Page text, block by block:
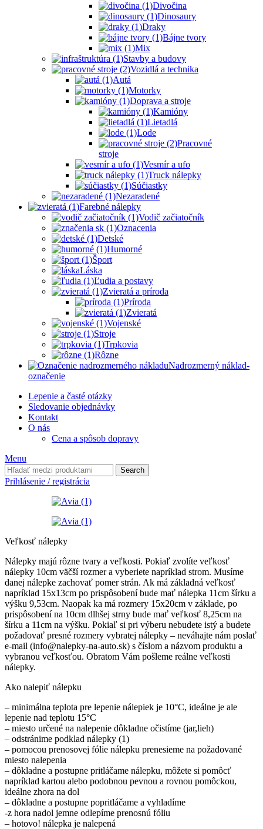
Divočina
Dinosaury
Draky
Bájne tvory
Mix
Stavby a budovy
Vozidlá a technika
Autá
Motorky
Doprava a stroje
Kamióny
Lietadlá
Lode
Pracovné
stroje
Vesmír a ufo
Truck nálepky
Súčiastky
Nezaradené
Farebné nálepky
Vodič začiatočník
Oznacenia
Detské
Humorné
Šport
Láska
Ľudia a postavy
Zvieratá a príroda
Príroda
Zvieratá
Vojenské
Stroje
Trpkovia
Rôzne
Nadrozmerný náklad-
označenie
Lepenie a časté otázky
Sledovanie objednávky
Kontakt
O nás
Cena a spôsob dopravy
Menu
Search
Prihlásenie / registrácia
Veľkosť nálepky
Nálepky majú rôzne tvary a veľkosti. Pokiaľ zvolíte veľkosť
nálepky 10cm väčší rozmer a vyberiete napríklad strom. Musíme
danej nálepke zachovať pomer strán. Ak má základná veľkosť
napríklad 15x13cm po prispôsobení bude mať nálepka 11cm šírku a
výšku 9,53cm. Naopak ka má rozmery 15x20cm v základe, po
prispôsobení na 10cm dlhšej strny bude mať veľkosť 8,25cm na
šírku a 11cm na výšku. Pokiaľ si pri výberu nebudete istý a budete
požadovať presné rozmery vybratej nálepky – neváhajte nám poslať
e-mail (info@nalepky-na-auto.sk) s číslom a názvom produktu a
vybranou veľkosťou. Obratom Vám pošleme reálne veľkosti
nálepky.
Ako nalepiť nálepku
– minimálna teplota pre lepenie nálepiek je 10°C, ideálne je ale
lepenie nad teplotu 15°C
– miesto určené na nalepenie dôkladne očistíme (jar,lieh)
– odstránime podklad nálepky (1)
– pomocou prenosovej fólie nálepku prenesieme na požadované
miesto nalepenia
– dôkladne a postupne pritláčame nálepku, môžete si pomôcť
napríklad kartou alebo podobnou pevnou a rovnou pomôckou,
ideálne zhora na dol
– dôkladne a postupne popritláčame a vyhladíme
-z hora nadol jemne odlepíme prenosnú fóliu
– hotovo! nálepka je nalepená